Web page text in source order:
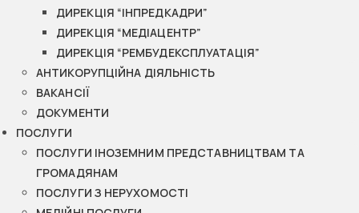
ДИРЕКЦІЯ “ІНПРЕДКАДРИ”
ДИРЕКЦІЯ “МЕДІАЦЕНТР”
ДИРЕКЦІЯ “РЕМБУДЕКСПЛУАТАЦІЯ”
АНТИКОРУПЦІЙНА ДІЯЛЬНІСТЬ
ВАКАНСІЇ
ДОКУМЕНТИ
ПОСЛУГИ
ПОСЛУГИ ІНОЗЕМНИМ ПРЕДСТАВНИЦТВАМ ТА
ГРОМАДЯНАМ
ПОСЛУГИ З НЕРУХОМОСТІ